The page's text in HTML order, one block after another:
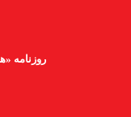
روزنامه